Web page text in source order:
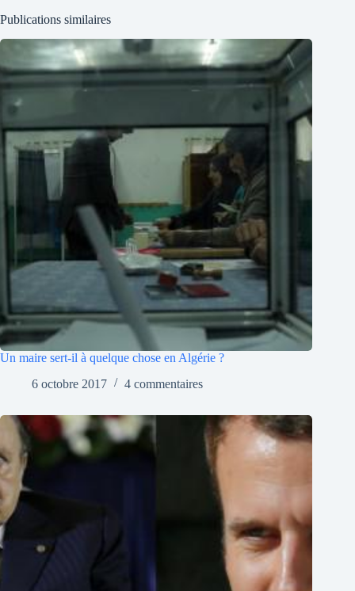
Publications similaires
Un maire sert-il à quelque chose en Algérie ?
6 octobre 2017
4 commentaires